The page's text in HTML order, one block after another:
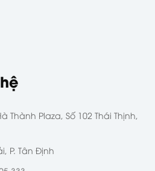
Thành Plaza, Số 102 Thái Thịnh,
P. Tân Định